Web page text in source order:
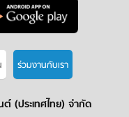
ร่วมงานกับเรา
(ประเทศไทย) จำกัด